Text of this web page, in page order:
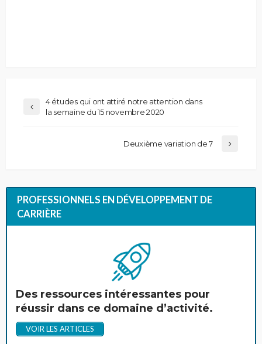
4 études qui ont attiré notre attention dans
la semaine du 15 novembre 2020
Deuxième variation de 7
PROFESSIONNELS EN DÉVELOPPEMENT DE
CARRIÈRE
Des ressources intéressantes pour
réussir dans ce domaine d’activité.
VOIR LES ARTICLES